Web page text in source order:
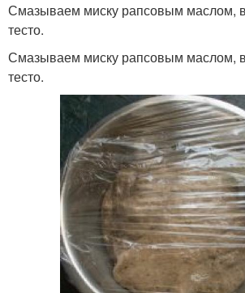
Смазываем миску рапсовым маслом,
тесто.
Смазываем миску рапсовым маслом,
тесто.